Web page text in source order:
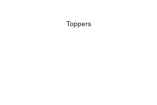
Toppers